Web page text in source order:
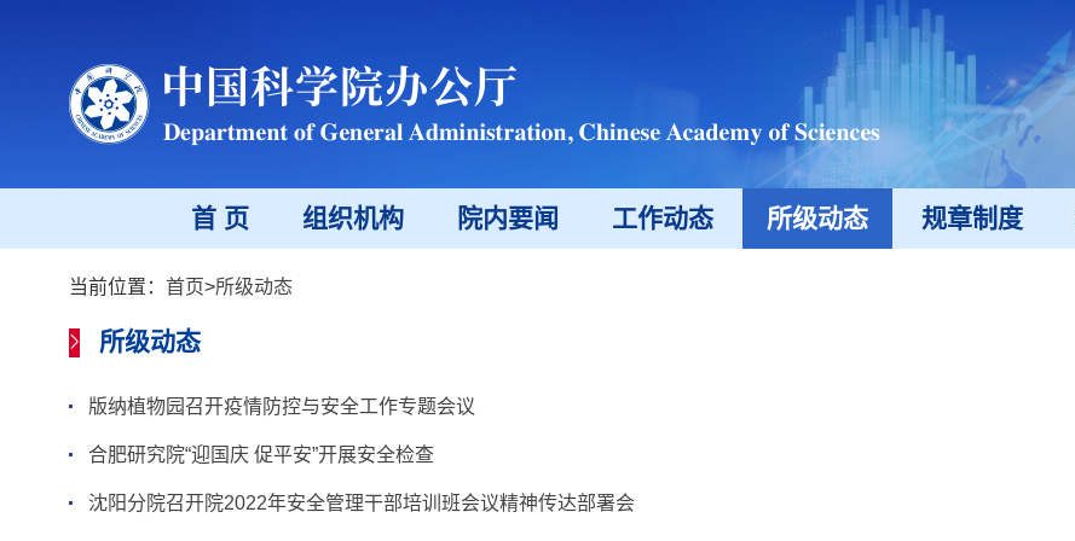
首 页 组织机构 院内要闻 工作动态 所级动态 规章制度
当前位置： 首页>所级动态
所级动态
版纳植物园召开疫情防控与安全工作专题会议
合肥研究院“迎国庆 促平安”开展安全检查
沈阳分院召开院2022年安全管理干部培训班会议精神传达部署会